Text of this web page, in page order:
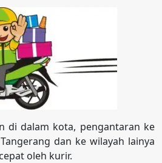
di dalam kota, pengantaran ke
dan ke wilayah lainya
oleh kurir.